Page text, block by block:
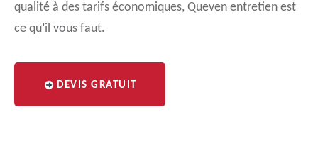
qualité à des tarifs économiques, Queven entretien est
ce qu’il vous faut.
DEVIS GRATUIT